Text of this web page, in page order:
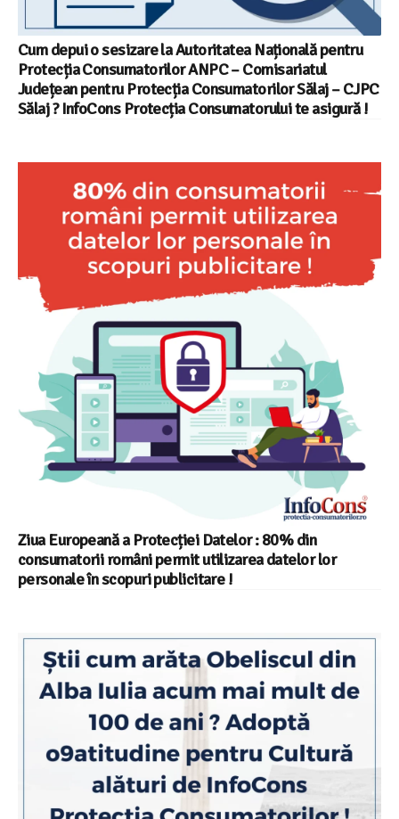
Cum depui o sesizare la Autoritatea Națională pentru
Protecția Consumatorilor ANPC – Comisariatul
Județean pentru Protecția Consumatorilor Sălaj – CJPC
Sălaj ? InfoCons Protecția Consumatorului te asigură !
Ziua Europeană a Protecției Datelor : 80% din
consumatorii români permit utilizarea datelor lor
personale în scopuri publicitare !